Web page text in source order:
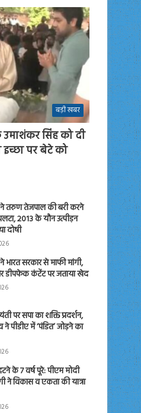
बड़ी खबर
सिंह को दी
इच्छा पर बेटे को
ने तरुण तेजपाल की बरी करने
2013 के यौन उत्पीड़न
दोषी
भारत सरकार से माफी मांगी,
डीपफेक कंटेंट पर जताया खेद
पर सपा का शक्ति प्रदर्शन,
पीडीए में ‘पंडित’ जोड़ने का
के 7 वर्ष पूरे: पीएम मोदी
ने विकास व एकता की यात्रा